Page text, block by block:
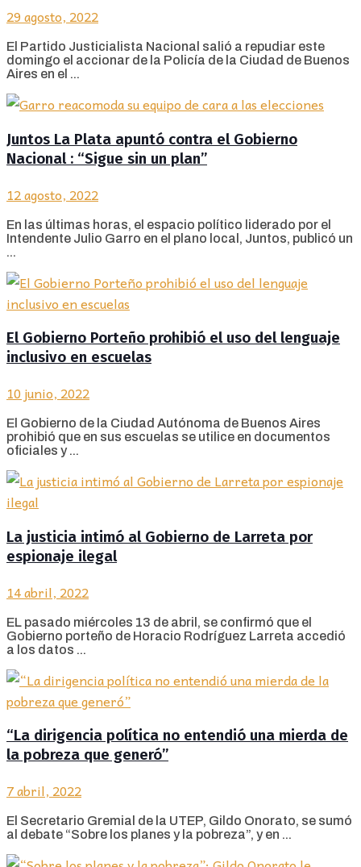
29 agosto, 2022
El Partido Justicialista Nacional salió a repudiar este
domingo el accionar de la Policía de la Ciudad de Buenos
Aires en el ...
Juntos La Plata apuntó contra el Gobierno
Nacional : “Sigue sin un plan”
12 agosto, 2022
En las últimas horas, el espacio político liderado por el
Intendente Julio Garro en el plano local, Juntos, publicó un
...
El Gobierno Porteño prohibió el uso del lenguaje
inclusivo en escuelas
10 junio, 2022
El Gobierno de la Ciudad Autónoma de Buenos Aires
prohibió que en sus escuelas se utilice en documentos
oficiales y ...
La justicia intimó al Gobierno de Larreta por
espionaje ilegal
14 abril, 2022
EL pasado miércoles 13 de abril, se confirmó que el
Gobierno porteño de Horacio Rodríguez Larreta accedió
a los datos ...
“La dirigencia política no entendió una mierda de
la pobreza que generó”
7 abril, 2022
El Secretario Gremial de la UTEP, Gildo Onorato, se sumó
al debate “Sobre los planes y la pobreza”, y en ...